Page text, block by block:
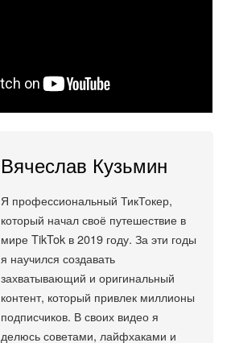
Вячеслав Кузьмин
Я профессиональный ТикТокер,
который начал своё путешествие в
мире TikTok в 2019 году. За эти годы
я научился создавать
захватывающий и оригинальный
контент, который привлек миллионы
подписчиков. В своих видео я
делюсь советами, лайфхаками и